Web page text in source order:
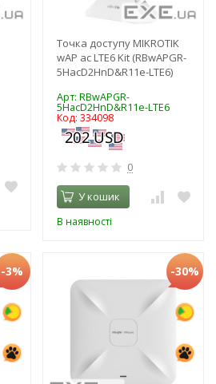
Точка доступу MIKROTIK
wAP ac LTE6 Kit (RBwAPGR-
5HacD2HnD&R11e-LTE6)
Арт: RBwAPGR-
5HacD2HnD&R11e-LTE6
Код: 334098
0
У кошик
В наявності
-3% -30%